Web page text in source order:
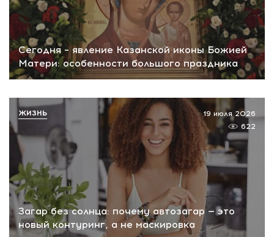
Сегодня – явление Казанской иконы Божией
Матери: особенности большого праздника
Загар без солнца: почему автозагар — это
новый контуринг, а не маскировка
19 июля 2026
622
ЖИЗНЬ